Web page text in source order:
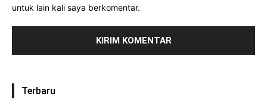
untuk lain kali saya berkomentar.
Terbaru